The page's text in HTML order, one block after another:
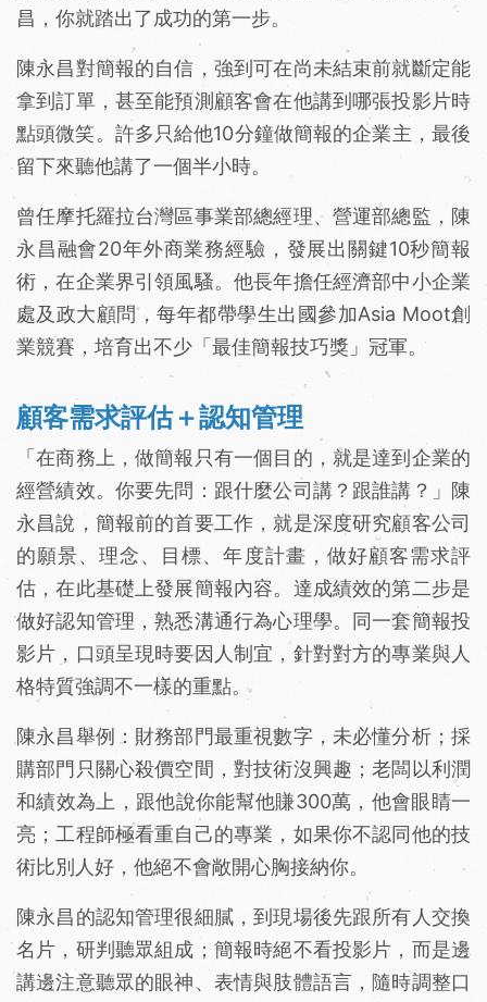
昌，你就踏出了成功的第一步。
陳永昌對簡報的自信，強到可在尚未結束前就斷定能
拿到訂單，甚至能預測顧客會在他講到哪張投影片時
點頭微笑。許多只給他10分鐘做簡報的企業主，最後
留下來聽他講了一個半小時。
曾任摩托羅拉台灣區事業部總經理、營運部總監，陳
永昌融會20年外商業務經驗，發展出關鍵10秒簡報
術，在企業界引領風騷。他長年擔任經濟部中小企業
處及政大顧問，每年都帶學生出國參加Asia Moot創
業競賽，培育出不少「最佳簡報技巧獎」冠軍。
顧客需求評估＋認知管理
「在商務上，做簡報只有一個目的，就是達到企業的
經營績效。你要先問：跟什麼公司講？跟誰講？」陳
永昌說，簡報前的首要工作，就是深度研究顧客公司
的願景、理念、目標、年度計畫，做好顧客需求評
估，在此基礎上發展簡報內容。達成績效的第二步是
做好認知管理，熟悉溝通行為心理學。同一套簡報投
影片，口頭呈現時要因人制宜，針對對方的專業與人
格特質強調不一樣的重點。
陳永昌舉例：財務部門最重視數字，未必懂分析；採
購部門只關心殺價空間，對技術沒興趣；老闆以利潤
和績效為上，跟他說你能幫他賺300萬，他會眼睛一
亮；工程師極看重自己的專業，如果你不認同他的技
術比別人好，他絕不會敞開心胸接納你。
陳永昌的認知管理很細膩，到現場後先跟所有人交換
名片，研判聽眾組成；簡報時絕不看投影片，而是邊
講邊注意聽眾的眼神、表情與肢體語言，隨時調整口